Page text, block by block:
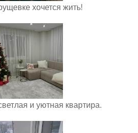
хочется жить!
и уютная квартира.